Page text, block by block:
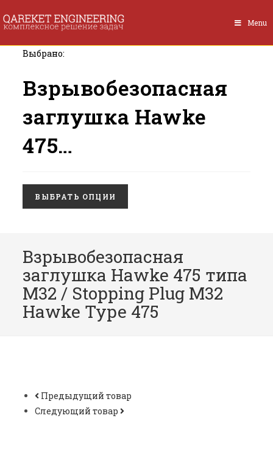
к
Menu
Выбрано:
Взрывобезопасная
заглушка Hawke
475…
ВЫБРАТЬ ОПЦИИ
Взрывобезопасная
заглушка Hawke 475 типа
M32 / Stopping Plug M32
Hawke Type 475
Предыдущий товар
Следующий товар